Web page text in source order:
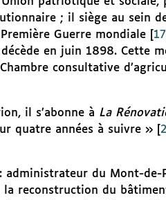
; il siège au sein
Guerre mondiale[ 17
en juin 1898. Cette
consultative
il s’abonne à La
quatre années à suivre »[
administrateur du Mont-de-
reconstruction du